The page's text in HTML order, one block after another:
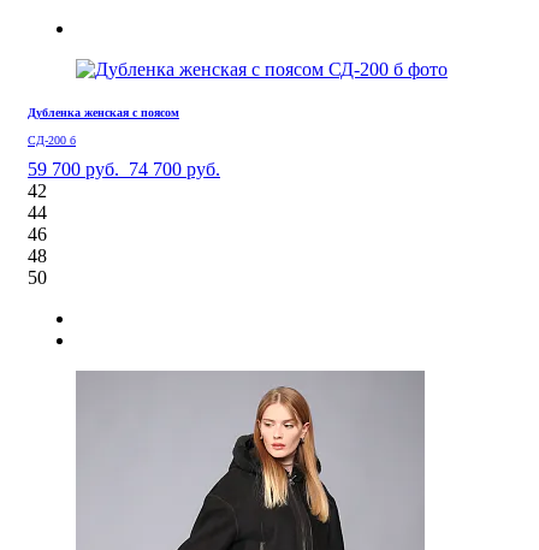
Дубленка женская с поясом
СД-200 б
59 700 руб. 74 700 руб.
42
44
46
48
50